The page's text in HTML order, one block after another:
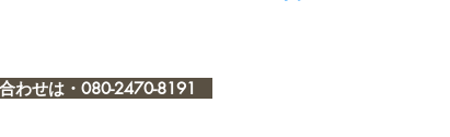
わせは・080-2470-8191